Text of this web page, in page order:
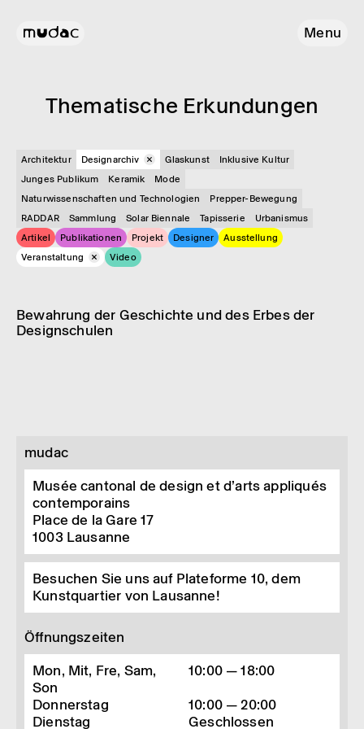
Menu
Thema­ti­sche Erkun­dun­gen
Architektur Designarchiv Glas­kunst
Inklusive Kultur
Junges Publikum
Keramik
Mode
Naturwissenschaften und Technologien
Prepper-Bewegung
RADDAR
Sammlung Solar Biennale Tapisserie
Urbanismus
Artikel
Publikationen Projekt Designer
Ausstellung
Veranstaltung
Video
Bewah­rung der Geschichte und des Erbes der
Desi­gnschu­len
mudac
Musée cantonal de design et d’arts appliqués
contemporains
Place de la Gare 17
1003 Lausanne
Besuchen Sie uns auf Plateforme 10, dem
Kunstquartier von Lausanne!
Öffnungszeiten
Mon, Mit, Fre, Sam,
Son
10:00 — 18:00
Donnerstag
10:00 — 20:00
Dienstag
Geschlossen